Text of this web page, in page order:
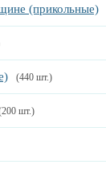
(прикольные)
(440 шт.)
шт.)